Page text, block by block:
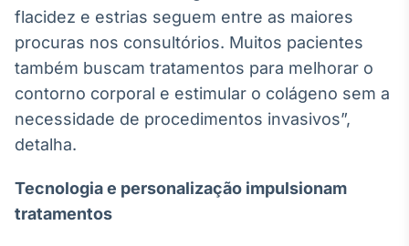
Tokenização
de ativos
Em breve
Em breve
flacidez e estrias seguem entre as maiores
procuras nos consultórios. Muitos pacientes
também buscam tratamentos para melhorar o
contorno corporal e estimular o colágeno sem a
necessidade de procedimentos invasivos”,
detalha.
Tecnologia e personalização impulsionam
tratamentos